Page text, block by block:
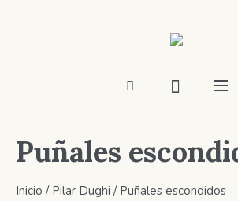
Puñales
Inicio / Pilar Dughi / Puñales escondidos